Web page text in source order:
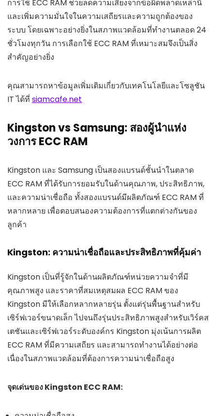
การใช้ ECC RAM ช่วยลดความเสี่ยงจากข้อผิดพลาดเหล่านี้
และเพิ่มความมั่นใจในความเสถียรและความถูกต้องของ
ระบบ โดยเฉพาะอย่างยิ่งในสภาพแวดล้อมที่ทำงานตลอด 24
ชั่วโมงทุกวัน การเลือกใช้ ECC RAM ที่เหมาะสมจึงเป็นสิ่ง
สำคัญอย่างยิ่ง
คุณสามารถหาข้อมูลเพิ่มเติมเกี่ยวกับเทคโนโลยีและโซลูชัน
IT ได้ที่ siamcafe.net
Kingston vs Samsung: สองผู้นำแห่ง
วงการ ECC RAM
Kingston และ Samsung เป็นสองแบรนด์ชั้นนำในตลาด
ECC RAM ที่ได้รับการยอมรับในด้านคุณภาพ, ประสิทธิภาพ,
และความน่าเชื่อถือ ทั้งสองแบรนด์มีผลิตภัณฑ์ ECC RAM ที่
หลากหลาย เพื่อตอบสนองความต้องการที่แตกต่างกันของ
ลูกค้า
Kingston: ความน่าเชื่อถือและประสิทธิภาพที่คุ้มค่า
Kingston เป็นที่รู้จักในด้านผลิตภัณฑ์หน่วยความจำที่มี
คุณภาพสูง และราคาที่สมเหตุสมผล ECC RAM ของ
Kingston มีให้เลือกหลากหลายรุ่น ตั้งแต่รุ่นพื้นฐานสำหรับ
เซิร์ฟเวอร์ขนาดเล็ก ไปจนถึงรุ่นประสิทธิภาพสูงสำหรับเวิร์คส
เตชันและเซิร์ฟเวอร์ระดับองค์กร Kingston มุ่งเน้นการผลิต
ECC RAM ที่มีความเสถียร และสามารถทำงานได้อย่างต่อ
เนื่องในสภาพแวดล้อมที่ต้องการความน่าเชื่อถือสูง
จุดเด่นของ Kingston ECC RAM: